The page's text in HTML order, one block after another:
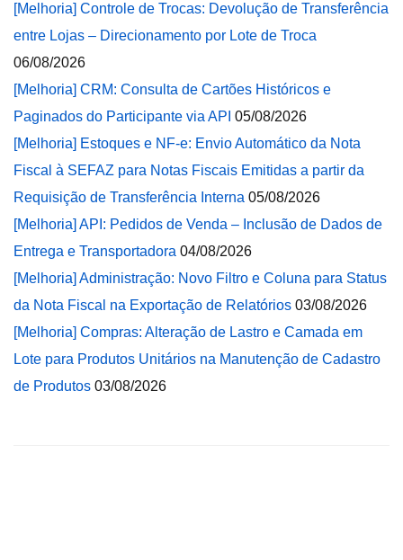
[Melhoria] Controle de Trocas: Devolução de Transferência
entre Lojas – Direcionamento por Lote de Troca
06/08/2026
[Melhoria] CRM: Consulta de Cartões Históricos e
Paginados do Participante via API 05/08/2026
[Melhoria] Estoques e NF-e: Envio Automático da Nota
Fiscal à SEFAZ para Notas Fiscais Emitidas a partir da
Requisição de Transferência Interna 05/08/2026
[Melhoria] API: Pedidos de Venda – Inclusão de Dados de
Entrega e Transportadora 04/08/2026
[Melhoria] Administração: Novo Filtro e Coluna para Status
da Nota Fiscal na Exportação de Relatórios 03/08/2026
[Melhoria] Compras: Alteração de Lastro e Camada em
Lote para Produtos Unitários na Manutenção de Cadastro
de Produtos 03/08/2026